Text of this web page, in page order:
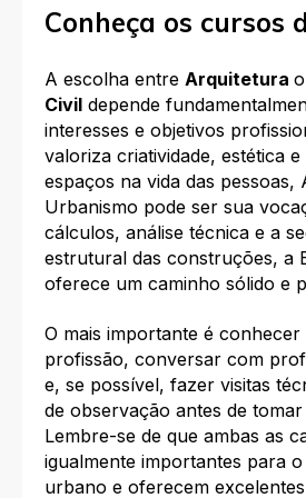
Conheça os cursos
A escolha entre Arquitetura
Civil depende
interesses e objetivos
valoriza criatividade, estética
espaços na vida das pessoas,
Urbanismo pode ser sua
cálculos, análise técnica e a
estrutural das construções, a
oferece um caminho sólido e
O mais importante é conhecer
profissão, conversar com
e, se possível, fazer visitas
de observação antes de tomar
Lembre-se de que ambas as
igualmente importantes para
urbano e oferecem